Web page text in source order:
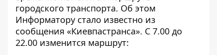
городского транспорта. Об этом
Информатору стало известно из
сообщения «Киевпастранса». С 7.00 до
22.00 изменится маршрут: